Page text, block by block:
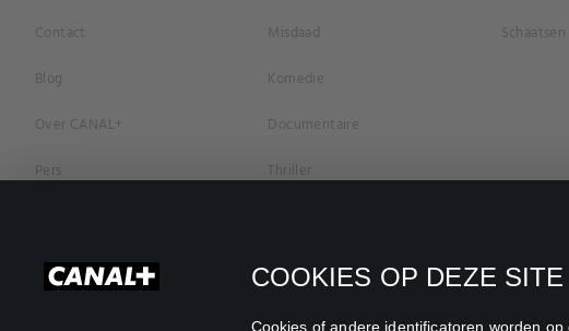
COOKIES OP DEZE SITE
Cookies of andere identificatoren worden
Contact
Blog
Over CANAL+
Pers
Privacybeleid
Misdaad
Komedie
Documentaire
Thriller
Romantiek
Schaatsen